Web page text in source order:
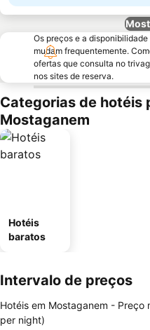
Os preços e a
mudam frequentemente.
ofertas que consulta no
nos sites de reserva.
Categorias de hotéis
Mostaganem
Hotéis
baratos
Intervalo de preços
Hotéis em Mostaganem - Preço
per night)